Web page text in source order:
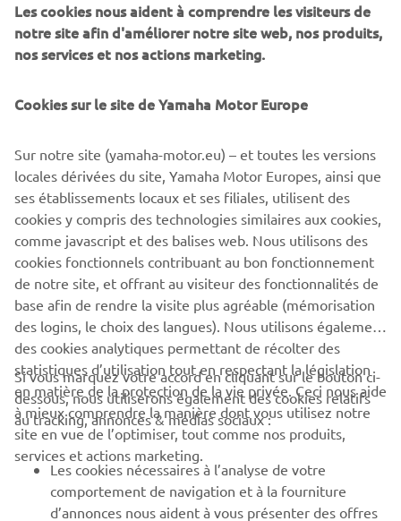
1977 PASSOL
The information and/or imagery on these webpages may
never be used for commercial or non-commercial
purposes without the explicit written consent of Yamaha
Motor Europe N.V. and/or Yamaha Motor Co., Ltd.
Always ride in a safe manner and obey all local road laws.
CORPORATE
BUSINESS
PLUS DE YAMAHA
Les cookies nous aident à comprendre les visiteurs de
notre site afin d'améliorer notre site web, nos produits,
nos services et nos actions marketing.
Cookies sur le site de Yamaha Motor Europe
Sur notre site (yamaha-motor.eu) – et toutes les versions
locales dérivées du site, Yamaha Motor Europes, ainsi que
ses établissements locaux et ses filiales, utilisent des
cookies y compris des technologies similaires aux cookies,
comme javascript et des balises web. Nous utilisons des
cookies fonctionnels contribuant au bon fonctionnement
de notre site, et offrant au visiteur des fonctionnalités de
base afin de rendre la visite plus agréable (mémorisation
des logins, le choix des langues). Nous utilisons également
des cookies analytiques permettant de récolter des
statistiques d’utilisation tout en respectant la législation
en matière de la protection de la vie privée. Ceci nous aide
à mieux comprendre la manière dont vous utilisez notre
site en vue de l’optimiser, tout comme nos produits,
services et actions marketing.
Si vous marquez votre accord en cliquant sur le bouton ci-
dessous, nous utiliserons également des cookies relatifs
au tracking, annonces & médias sociaux :
Les cookies nécessaires à l’analyse de votre
comportement de navigation et à la fourniture
d’annonces nous aident à vous présenter des offres